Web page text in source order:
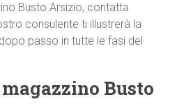
Busto Arsizio, contatta
consulente ti illustrerà la
passo in tutte le fasi del
Busto